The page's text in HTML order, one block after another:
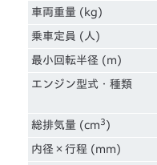
車両重量 (kg)
乗車定員 (人)
最小回転半径 (m)
エンジン型式・種類
総排気量 (cm 3 )
内径×行程 (mm)